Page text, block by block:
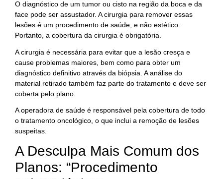
O diagnóstico de um tumor ou cisto na região da boca e da
face pode ser assustador. A cirurgia para remover essas
lesões é um procedimento de saúde, e não estético.
Portanto, a cobertura da cirurgia é obrigatória.
A cirurgia é necessária para evitar que a lesão cresça e
cause problemas maiores, bem como para obter um
diagnóstico definitivo através da biópsia. A análise do
material retirado também faz parte do tratamento e deve ser
coberta pelo plano.
A operadora de saúde é responsável pela cobertura de todo
o tratamento oncológico, o que inclui a remoção de lesões
suspeitas.
A Desculpa Mais Comum dos
Planos: “Procedimento